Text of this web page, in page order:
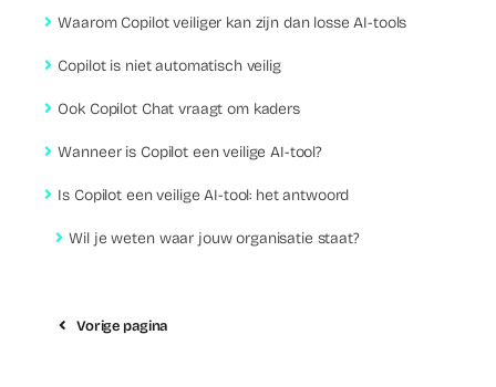
Waarom Copilot veiliger kan zijn dan losse AI-tools
Copilot is niet automatisch veilig
Ook Copilot Chat vraagt om kaders
Wanneer is Copilot een veilige AI-tool?
Is Copilot een veilige AI-tool: het antwoord
Wil je weten waar jouw organisatie staat?
Vorige pagina